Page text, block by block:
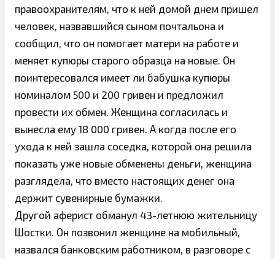
правоохранителям, что к ней домой днем ​​пришел
человек, назвавшийся сыном почтальона и
сообщил, что он помогает матери на работе и
меняет купюры старого образца на новые. Он
поинтересовался имеет ли бабушка купюры
номиналом 500 и 200 гривен и предложил
провести их обмен. Женщина согласилась и
вынесла ему 18 000 гривен. А когда после его
ухода к ней зашла соседка, которой она решила
показать уже новые обменены деньги, женщина
разглядела, что вместо настоящих денег она
держит сувенирные бумажки.
Другой аферист обманул 43-летнюю жительницу
Шостки. Он позвонил женщине на мобильный,
назвался банковским работником, в разговоре с